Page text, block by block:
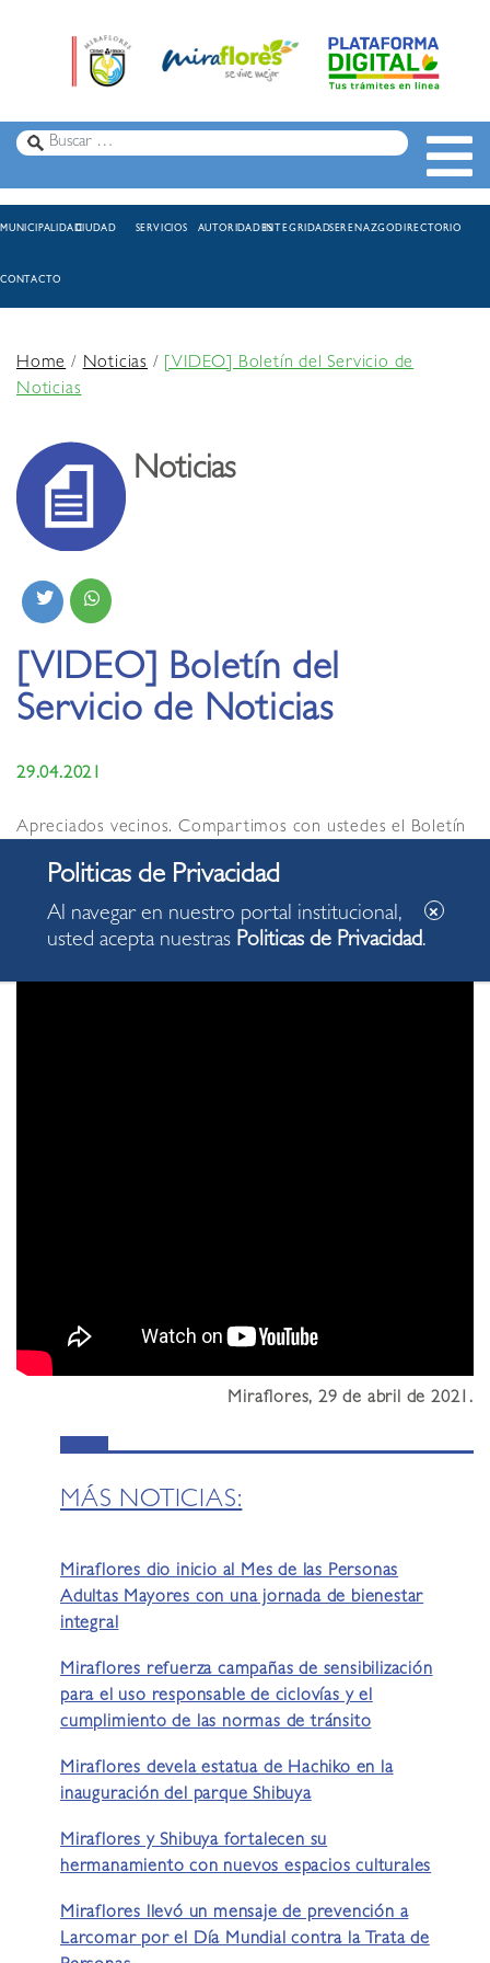
MUNICIPALIDADCIUDAD SERVICIOS AUTORIDADESINTEGRIDADSERENAZGODIRECTORIO
CONTACTO
Home/Noticias /
[VIDEO] Boletín del Servicio de
Noticias
Noticias
[VIDEO] Boletín del
Servicio de Noticias
29.04.2021
Apreciados vecinos. Compartimos con ustedes el Boletín
de hoy jueves, 29 de abril de 2021, con algunas de las
acciones desarrolladas en nuestro distrito.
Miraflores, 29 de abril de 2021.
MÁS NOTICIAS:
Miraflores dio inicio al Mes de las Personas
Adultas Mayores con una jornada de bienestar
integral
Miraflores refuerza campañas de sensibilización
para el uso responsable de ciclovías y el
cumplimiento de las normas de tránsito
Miraflores devela estatua de Hachiko en la
inauguración del parque Shibuya
Miraflores y Shibuya fortalecen su
hermanamiento con nuevos espacios culturales
Miraflores llevó un mensaje de prevención a
Larcomar por el Día Mundial contra la Trata de
Al navegar en nuestro portal institucional,
usted acepta nuestras Politicas de Privacidad.